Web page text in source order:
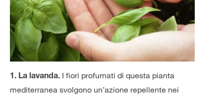
1. La lavanda. I fiori profumati di questa pianta
mediterranea svolgono un’azione repellente nei